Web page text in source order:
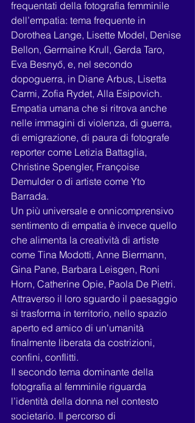
frequentati della fotografia femminile
dell’empatia: tema frequente in
Dorothea Lange, Lisette Model, Denise
Bellon, Germaine Krull, Gerda Taro,
Eva Besnyő, e, nel secondo
dopoguerra, in Diane Arbus, Lisetta
Carmi, Zofia Rydet, Alla Esipovich.
Empatia umana che si ritrova anche
nelle immagini di violenza, di guerra,
di emigrazione, di paura di fotografe
reporter come Letizia Battaglia,
Christine Spengler, Françoise
Demulder o di artiste come Yto
Barrada.
Un più universale e onnicomprensivo
sentimento di empatia è invece quello
che alimenta la creatività di artiste
come Tina Modotti, Anne Biermann,
Gina Pane, Barbara Leisgen, Roni
Horn, Catherine Opie, Paola De Pietri.
Attraverso il loro sguardo il paesaggio
si trasforma in territorio, nello spazio
aperto ed amico di un'umanità
finalmente liberata da costrizioni,
confini, conflitti.
Il secondo tema dominante della
fotografia al femminile riguarda
l’identità della donna nel contesto
societario. Il percorso di